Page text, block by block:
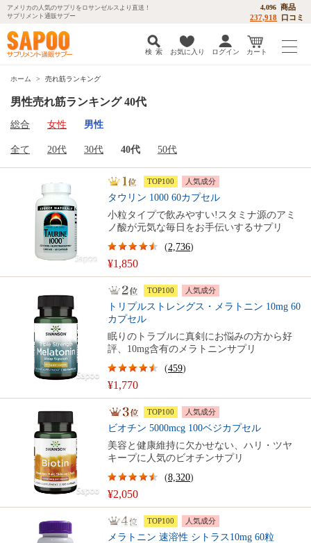
アメリカの人気のサプリをロサンゼルスより直送！
サプリメント通販サプー
4,096 商品
237,918 口コミ
検 索 お気に入り ログイン カート
ホーム 売れ筋ランキング
男性売れ筋ランキング 40代
総合 女性 男性
全て 20代 30代 40代 50代
TOP100 人気成分
タウリン 1000 60カプセル
小粒タイプで飲みやすい!スタミナ源のアミ
ノ酸が元気な毎日をお手伝いするサプリ
¥1,850
(2,736)
TOP100 人気成分
トリプルストレングス・メラトニン 10mg 60
カプセル
眠りのトラブルに真剣にお悩みの方から好
評、10mg含有のメラトニンサプリ
¥1,770
(459)
TOP100 人気成分
ビオチン 5000mcg 100ベジカプセル
美容と健康維持に欠かせない、ハリ・ツヤ
キープに人気のビオチンサプリ
¥2,050
(8,320)
TOP100 人気成分
メラトニン 速溶性 シトラス10mg 60粒